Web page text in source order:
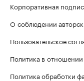
Корпоративная
О соблюдении
Пользовательское
Политика в
Политика обработки